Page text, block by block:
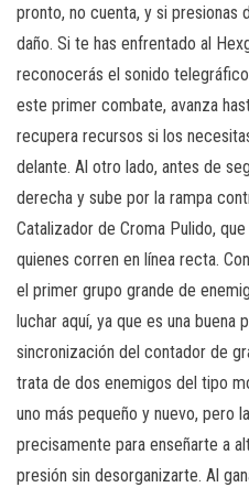
pronto, no cuenta, y si
daño. Si te has enfrentado al
reconocerás el sonido
este primer combate, avanza
recupera recursos si los
delante. Al otro lado, antes de
derecha y sube por la rampa
Catalizador de Croma Pulido,
quienes corren en línea recta.
el primer grupo grande de
luchar aquí, ya que es una buena
sincronización del contador de
trata de dos enemigos del tipo
uno más pequeño y nuevo, pero
precisamente para enseñarte a
presión sin desorganizarte. Al